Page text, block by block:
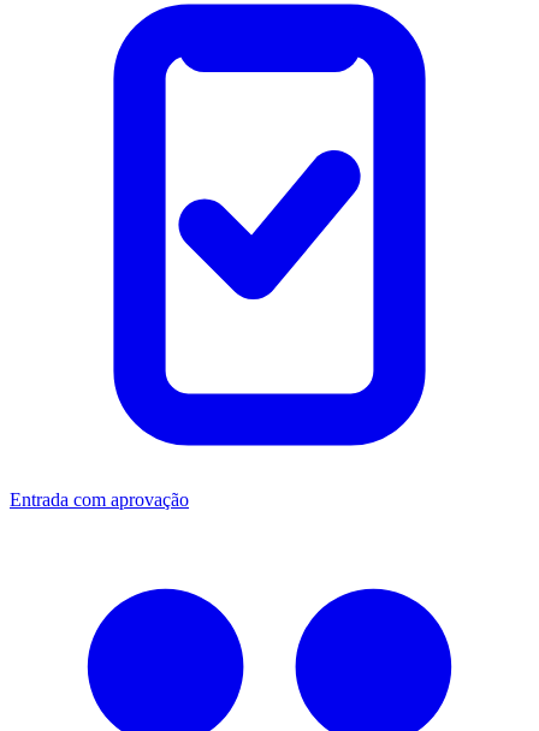
Entrada com aprovação